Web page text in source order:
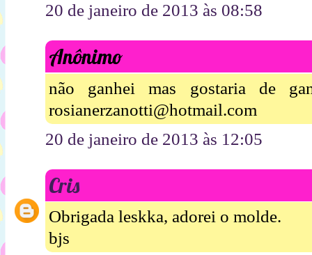
20 de janeiro de 2013 às 08:58
Anônimo
não ganhei mas gostaria de
rosianerzanotti@hotmail.com
20 de janeiro de 2013 às 12:05
Cris
Obrigada leskka, adorei o molde.
bjs